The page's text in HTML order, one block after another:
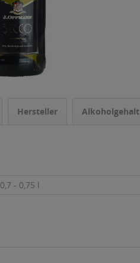
Hersteller Alkoholgehalt
0,7 - 0,75 l